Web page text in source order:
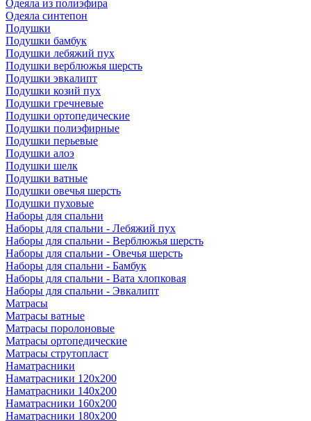
Одеяла из полиэфира
Одеяла синтепон
Подушки
Подушки бамбук
Подушки лебяжий пух
Подушки верблюжья шерсть
Подушки эвкалипт
Подушки козий пух
Подушки гречневые
Подушки ортопедические
Подушки полиэфирные
Подушки перьевые
Подушки алоэ
Подушки шелк
Подушки ватные
Подушки овечья шерсть
Подушки пуховые
Наборы для спальни
Наборы для спальни - Лебяжий пух
Наборы для спальни - Верблюжья шерсть
Наборы для спальни - Овечья шерсть
Наборы для спальни - Бамбук
Наборы для спальни - Вата хлопковая
Наборы для спальни - Эвкалипт
Матрасы
Матрасы ватные
Матрасы поролоновые
Матрасы ортопедические
Матрасы струтопласт
Наматрасники
Наматрасники 120х200
Наматрасники 140х200
Наматрасники 160х200
Наматрасники 180х200